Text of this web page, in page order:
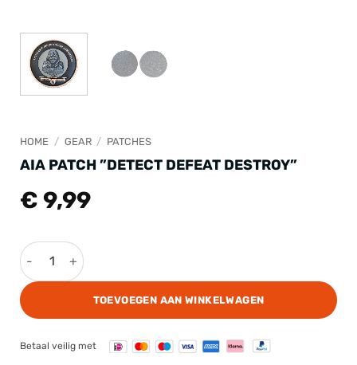
HOME / GEAR / PATCHES
AIA PATCH ”DETECT DEFEAT DESTROY”
€ 9,99
AIA Patch ''Detect Defeat Destroy'' aantal
TOEVOEGEN AAN WINKELWAGEN
Betaal veilig met